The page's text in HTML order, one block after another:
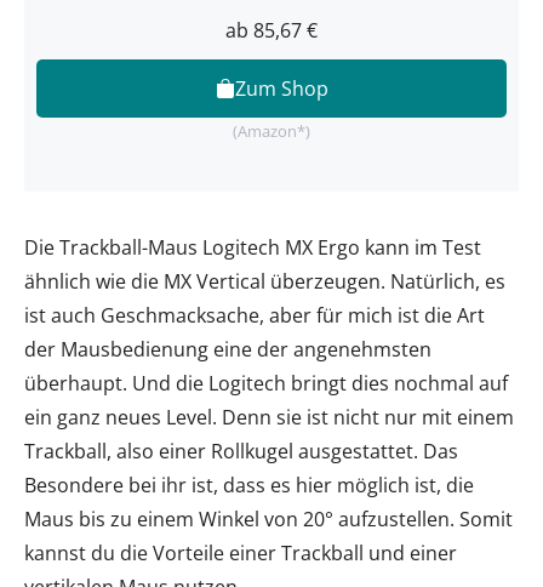
ab 85,67 €
Zum Shop
(Amazon*)
Die Trackball-Maus Logitech MX Ergo kann im Test
ähnlich wie die MX Vertical überzeugen. Natürlich, es
ist auch Geschmacksache, aber für mich ist die Art
der Mausbedienung eine der angenehmsten
überhaupt. Und die Logitech bringt dies nochmal auf
ein ganz neues Level. Denn sie ist nicht nur mit einem
Trackball, also einer Rollkugel ausgestattet. Das
Besondere bei ihr ist, dass es hier möglich ist, die
Maus bis zu einem Winkel von 20° aufzustellen. Somit
kannst du die Vorteile einer Trackball und einer